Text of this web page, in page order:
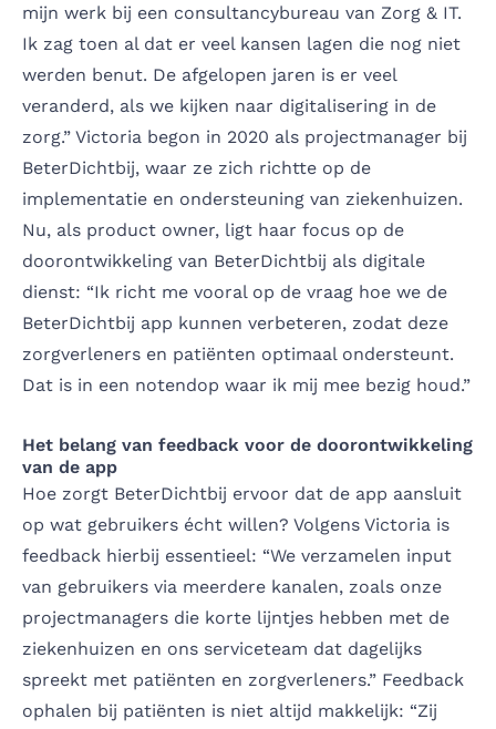
mijn werk bij een consultancybureau van Zorg & IT.
Ik zag toen al dat er veel kansen lagen die nog niet
werden benut. De afgelopen jaren is er veel
veranderd, als we kijken naar digitalisering in de
zorg.” Victoria begon in 2020 als projectmanager bij
BeterDichtbij, waar ze zich richtte op de
implementatie en ondersteuning van ziekenhuizen.
Nu, als product owner, ligt haar focus op de
doorontwikkeling van BeterDichtbij als digitale
dienst: “Ik richt me vooral op de vraag hoe we de
BeterDichtbij app kunnen verbeteren, zodat deze
zorgverleners en patiënten optimaal ondersteunt.
Dat is in een notendop waar ik mij mee bezig houd.”
Het belang van feedback voor de doorontwikkeling
van de app
Hoe zorgt BeterDichtbij ervoor dat de app aansluit
op wat gebruikers écht willen? Volgens Victoria is
feedback hierbij essentieel: “We verzamelen input
van gebruikers via meerdere kanalen, zoals onze
projectmanagers die korte lijntjes hebben met de
ziekenhuizen en ons serviceteam dat dagelijks
spreekt met patiënten en zorgverleners.” Feedback
ophalen bij patiënten is niet altijd makkelijk: “Zij